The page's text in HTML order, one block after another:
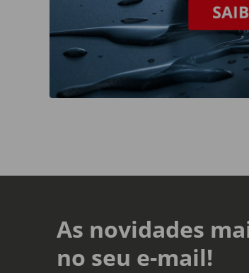
As novidades
no seu e-mail!